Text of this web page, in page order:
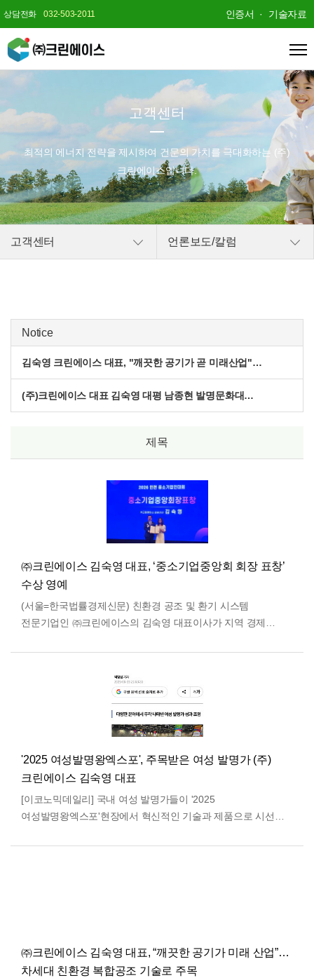
상담전화 032-503-2011 인증서 기술자료
고객센터
최적의 에너지 전략을 제시하여 건문의 가치를 극대화하는 (주)
크린에이스입니다.
고객센터 언론보도/칼럼
Notice
김숙영 크린에이스 대표, "깨끗한 공기가 곧 미래산업"…
(주)크린에이스 대표 김숙영 대평 남종현 발명문화대…
제목
㈜크린에이스 김숙영 대표, ‘중소기업중앙회 회장 표창’
수상 영예
(서울=한국법률경제신문) 친환경 공조 및 환기 시스템
전문기업인 ㈜크린에이스의 김숙영 대표이사가 지역 경제
표창을 받았…
'2025 여성발명왕엑스포', 주목받은 여성 발명가 (주)
크린에이스 김숙영 대표
[이코노믹데일리] 국내 여성 발명가들이 '2025
여성발명왕엑스포'현장에서 혁신적인 기술과 제품으로 시선을
화려하게 …
㈜크린에이스 김숙영 대표, “깨끗한 공기가 미래 산업”…
차세대 친환경 복합공조 기술로 주목